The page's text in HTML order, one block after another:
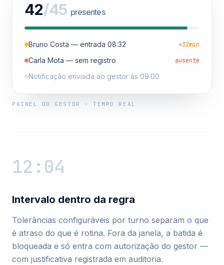
42/45 presentes
Bruno Costa — entrada 08:32 +32min
Carla Mota — sem registro ausente
Notificação enviada ao gestor às 09:00
PAINEL DO GESTOR · TEMPO REAL
12:04
Intervalo dentro da regra
Tolerâncias configuráveis por turno separam o que
é atraso do que é rotina. Fora da janela, a batida é
bloqueada e só entra com autorização do gestor —
com justificativa registrada em auditoria.